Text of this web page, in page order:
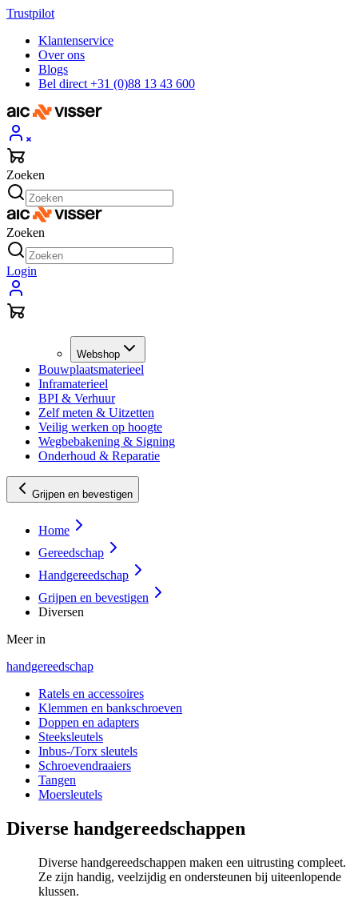
Trustpilot
Klantenservice
Over ons
Blogs
Bel direct +31 (0)88 13 43 600
Zoeken
Zoeken
Login
Webshop
Bouwplaatsmaterieel
Inframaterieel
BPI & Verhuur
Zelf meten & Uitzetten
Veilig werken op hoogte
Wegbebakening & Signing
Onderhoud & Reparatie
Grijpen en bevestigen
Home
Gereedschap
Handgereedschap
Grijpen en bevestigen
Diversen
Meer in
handgereedschap
Ratels en accessoires
Klemmen en bankschroeven
Doppen en adapters
Steeksleutels
Inbus-/Torx sleutels
Schroevendraaiers
Tangen
Moersleutels
Diverse handgereedschappen
Diverse handgereedschappen maken een uitrusting compleet.
Ze zijn handig, veelzijdig en ondersteunen bij uiteenlopende
klussen.